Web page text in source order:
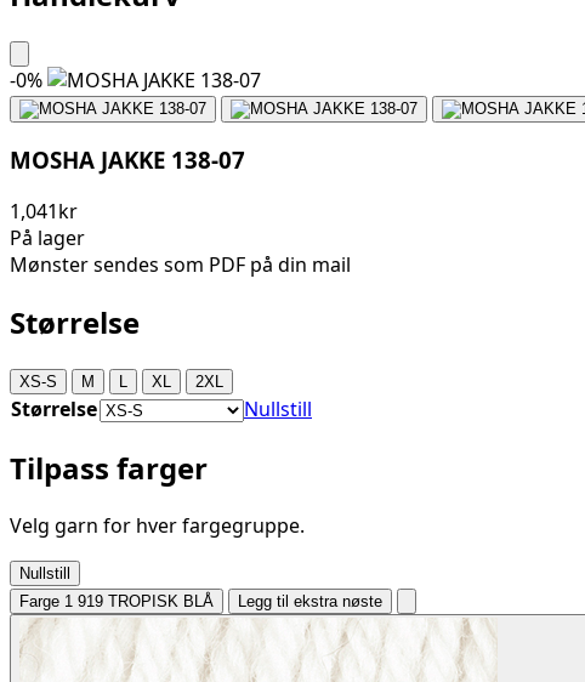
-0%
MOSHA JAKKE 138-07
1,041kr
På lager
Mønster sendes som PDF på din mail
Størrelse
XS-S M XL 2XL
Størrelse Nullstill
Tilpass farger
Velg garn for hver fargegruppe.
Nullstill
Farge 1 919 TROPISK BLÅ Legg til ekstra nøste